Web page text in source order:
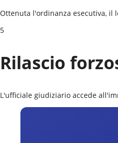
Ottenuta l'ordinanza esecutiva, il
5
Rilascio
L'ufficiale giudiziario accede